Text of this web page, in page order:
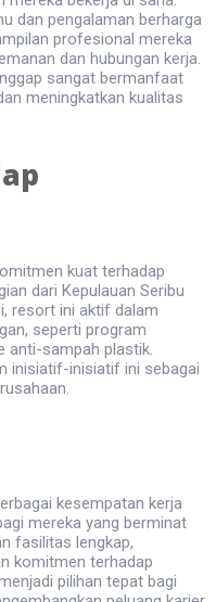
dan pengalaman berharga
profesional mereka
dan hubungan kerja.
sangat bermanfaat
meningkatkan kualitas
kuat terhadap
dari Kepulauan Seribu
resort ini aktif dalam
seperti program
anti-sampah plastik.
inisiatif-inisiatif ini sebagai
kesempatan kerja
mereka yang berminat
fasilitas lengkap,
komitmen terhadap
pilihan tepat bagi